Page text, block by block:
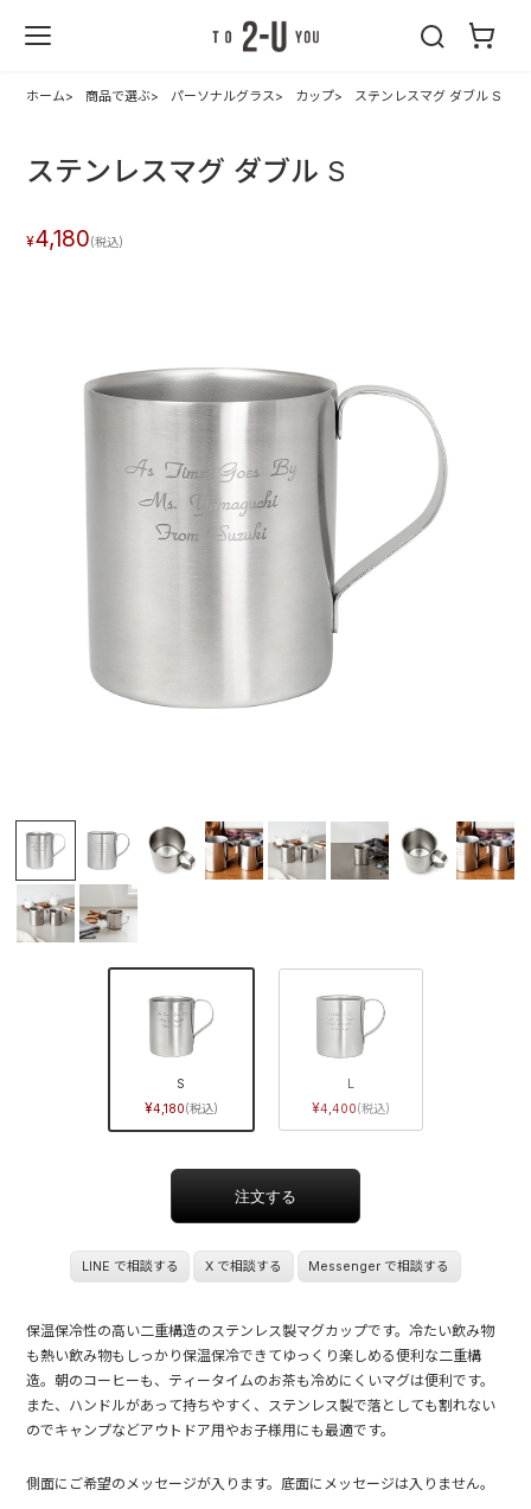
ホーム 商品で選ぶ パーソナルグラス カップ ステンレスマグ ダブル S
ステンレスマグ ダブル S
4,180
S
4,180
L
4,400
LINE で相談する X で相談する Messenger で相談する
保温保冷性の高い二重構造のステンレス製マグカップです。冷たい飲み物
も熱い飲み物もしっかり保温保冷できてゆっくり楽しめる便利な二重構
造。朝のコーヒーも、ティータイムのお茶も冷めにくいマグは便利です。
また、ハンドルがあって持ちやすく、ステンレス製で落としても割れない
のでキャンプなどアウトドア用やお子様用にも最適です。
側面にご希望のメッセージが入ります。底面にメッセージは入りません。